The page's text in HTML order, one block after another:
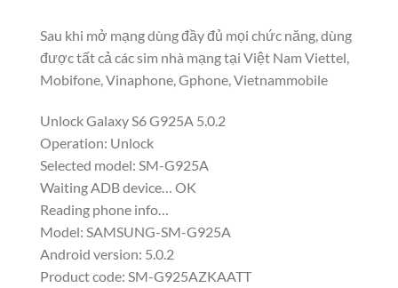
Sau khi mở mạng dùng đầy đủ mọi chức năng, dùng
được tất cả các sim nhà mạng tại Việt Nam Viettel,
Mobifone, Vinaphone, Gphone, Vietnammobile
Unlock Galaxy S6 G925A 5.0.2
Operation: Unlock
Selected model: SM-G925A
Waiting ADB device… OK
Reading phone info…
Model: SAMSUNG-SM-G925A
Android version: 5.0.2
Product code: SM-G925AZKAATT